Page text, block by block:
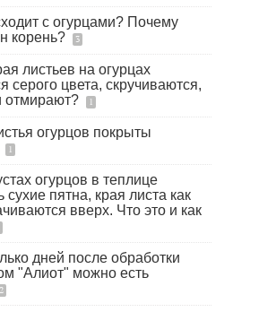
с огурцами? Почему
корень?
3
листьев на огурцах
серого цвета, скручиваются,
отмирают?
1
огурцов покрыты
1
огурцов в теплице
сухие пятна, края листа как
вверх. Что это и как
дней после обработки
"Алиот" можно есть
2